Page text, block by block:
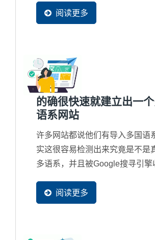
站内容有很大的问题了，且跳出
网站，一般搜寻引擎也会对网站
个留不住客户的网站，Google...
阅读更多
的确很快速就建立出一
语系网站
许多网站都说他们有导入多国语
实这很容易检测出来究竟是不是
多语系，并且被Google搜寻引擎
阅读更多